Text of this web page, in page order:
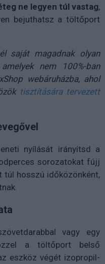
ne legyen túl vastag,
bejuthatsz a töltőport
saját magadnak olyan
nem 100%-ban
webáruházba, ahol
tisztítására tervezett
nyílását irányítsd a
sorozatokat fújj
hosszú időközönként,
vagy egy
a töltőport belső
eszköz végét izopropil-